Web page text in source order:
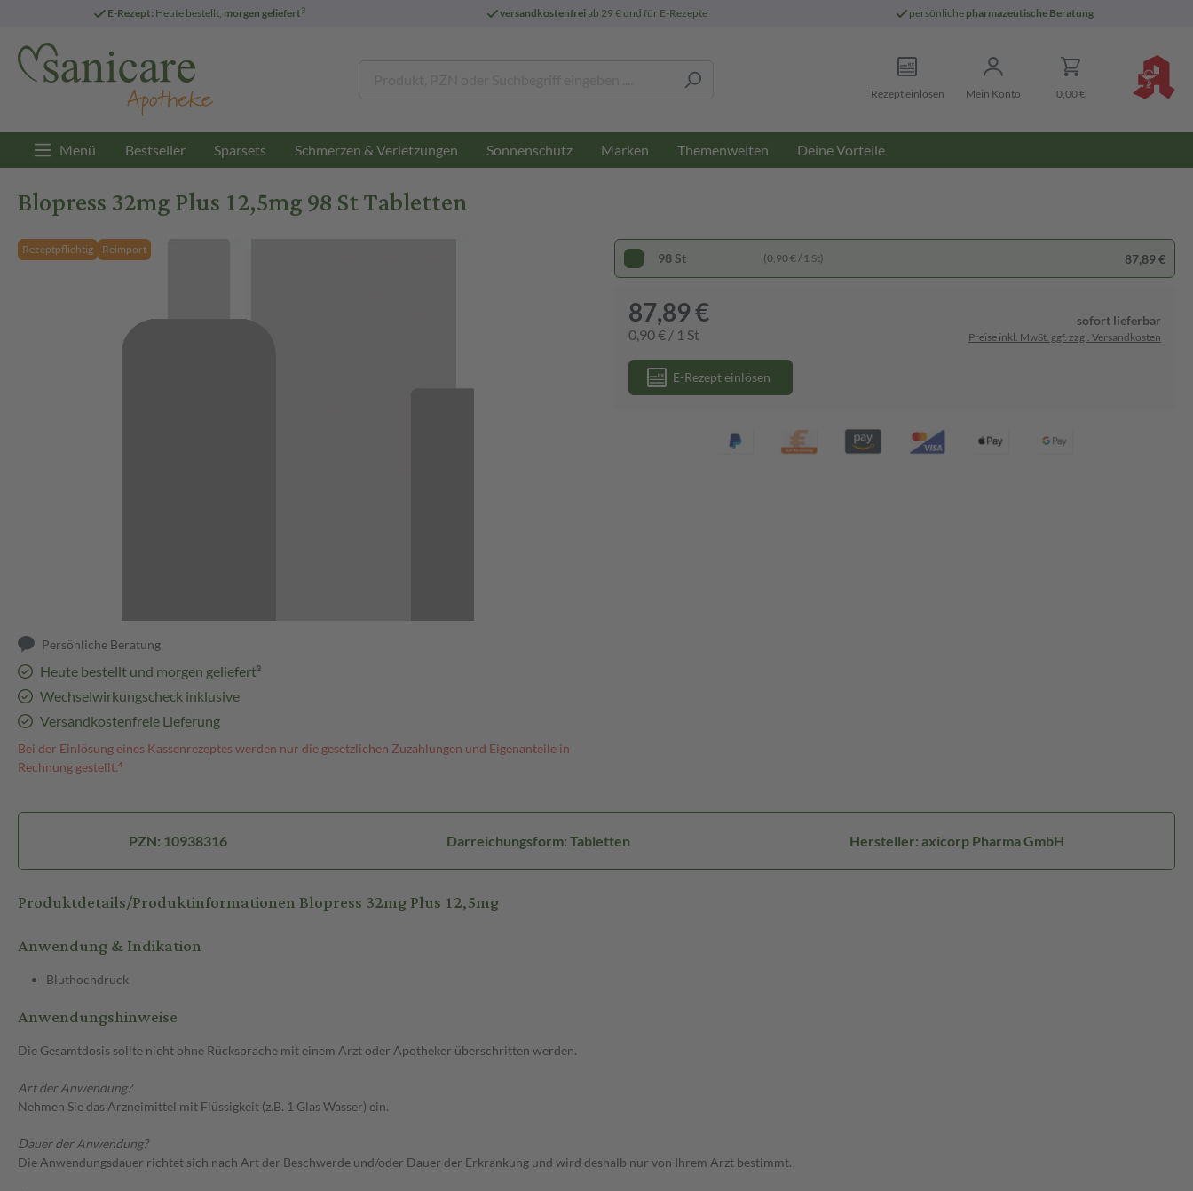
E-Rezept: Heute bestellt, morgen geliefert3 versandkostenfreiab 29 € und für E-Rezepte persönliche pharmazeutische Beratung
Rezept einlösen Mein Konto 0,00 €
Menü Bestseller Sparsets Schmerzen & Verletzungen Sonnenschutz Marken Themenwelten Deine Vorteile
Blopress 32mg Plus 12,5mg 98 St Tabletten
Rezeptpflichtig Reimport
Persönliche Beratung
Heute bestellt und morgen geliefert³
Wechselwirkungscheck inklusive
Versandkostenfreie Lieferung
Bei der Einlösung eines Kassenrezeptes werden nur die gesetzlichen Zuzahlungen und Eigenanteile in
Rechnung gestellt.⁴
98 St (0,90 € / 1 St) 87,89 €
87,89 €
0,90 € / 1 St
sofort lieferbar
Preise inkl. MwSt. ggf. zzgl. Versandkosten
E-Rezept einlösen
PZN: 10938316 Darreichungsform: Tabletten Hersteller: axicorp Pharma GmbH
Produktdetails/Produktinformationen Blopress 32mg Plus 12,5mg
Anwendung & Indikation
Bluthochdruck
Anwendungshinweise
Die Gesamtdosis sollte nicht ohne Rücksprache mit einem Arzt oder Apotheker überschritten werden.
Art der Anwendung?
Nehmen Sie das Arzneimittel mit Flüssigkeit (z.B. 1 Glas Wasser) ein.
Dauer der Anwendung?
Die Anwendungsdauer richtet sich nach Art der Beschwerde und/oder Dauer der Erkrankung und wird deshalb nur von Ihrem Arzt bestimmt.